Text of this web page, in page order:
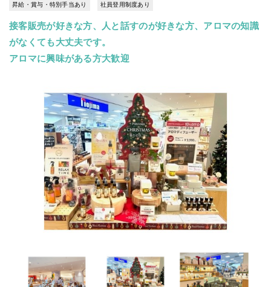
昇給・賞与・特別手当あり 社員登用制度あり
接客販売が好きな方、人と話すのが好きな方、アロマの知識
がなくても大丈夫です。
アロマに興味がある方大歓迎